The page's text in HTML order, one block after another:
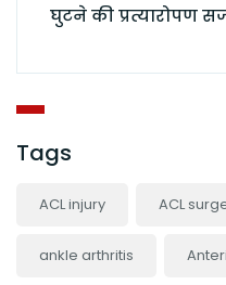
घुटने की प्रत्यारोपण
Tags
ACL injury ACL
ankle arthritis